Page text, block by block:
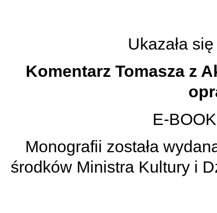
Ukazała
Komentarz Tomasza z
E-
Monografii została
środków Ministra Kultury i